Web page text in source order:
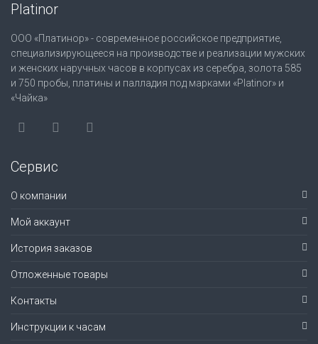
Platinor
ООО «Платинор» - современное российское предприятие,
специализирующееся на производстве и реализации мужских
и женских наручных часов в корпусах из серебра, золота 585
и 750 пробы, платины и палладия под марками «Platinor» и
«Чайка»
Сервис
О компании
Мой аккаунт
История заказов
Отложенные товары
Контакты
Инструкции к часам